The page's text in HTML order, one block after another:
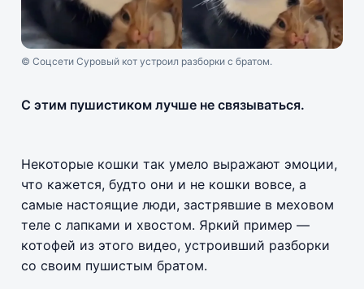
© Соцсети Суровый кот устроил разборки с братом.
С этим пушистиком лучше не связываться.
Некоторые кошки так умело выражают эмоции,
что кажется, будто они и не кошки вовсе, а
самые настоящие люди, застрявшие в меховом
теле с лапками и хвостом. Яркий пример —
котофей из этого видео, устроивший разборки
со своим пушистым братом.